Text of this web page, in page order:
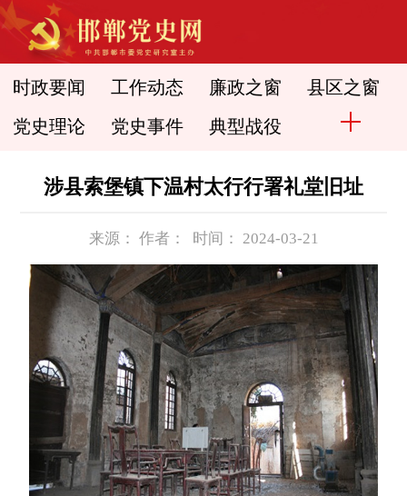
时政要闻 工作动态 廉政之窗 县区之窗
党史理论 党史事件 典型战役
涉县索堡镇下温村太行行署礼堂旧址
来源： 作者： 时间： 2024-03-21